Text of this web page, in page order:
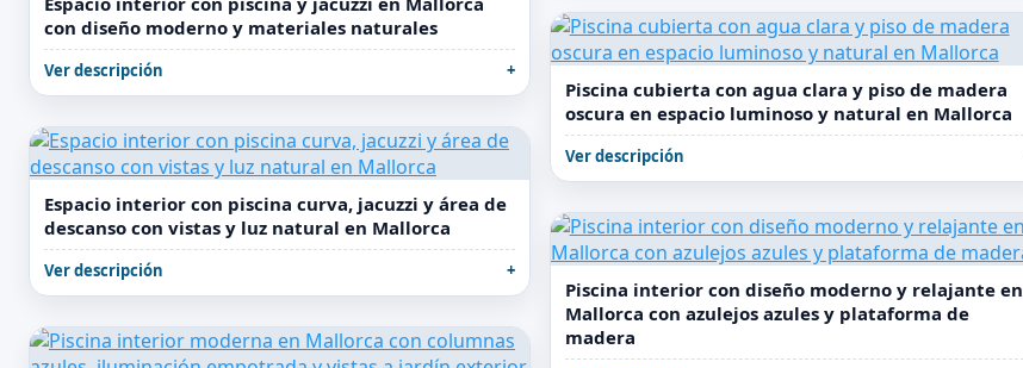
con diseño moderno y materiales naturales
Ver descripción
Piscina cubierta con agua clara y piso de madera
oscura en espacio luminoso y natural en Mallorca
Ver descripción
Espacio interior con piscina curva, jacuzzi y área de
descanso con vistas y luz natural en Mallorca
Ver descripción
Piscina interior con diseño moderno y relajante en
Mallorca con azulejos azules y plataforma de
madera